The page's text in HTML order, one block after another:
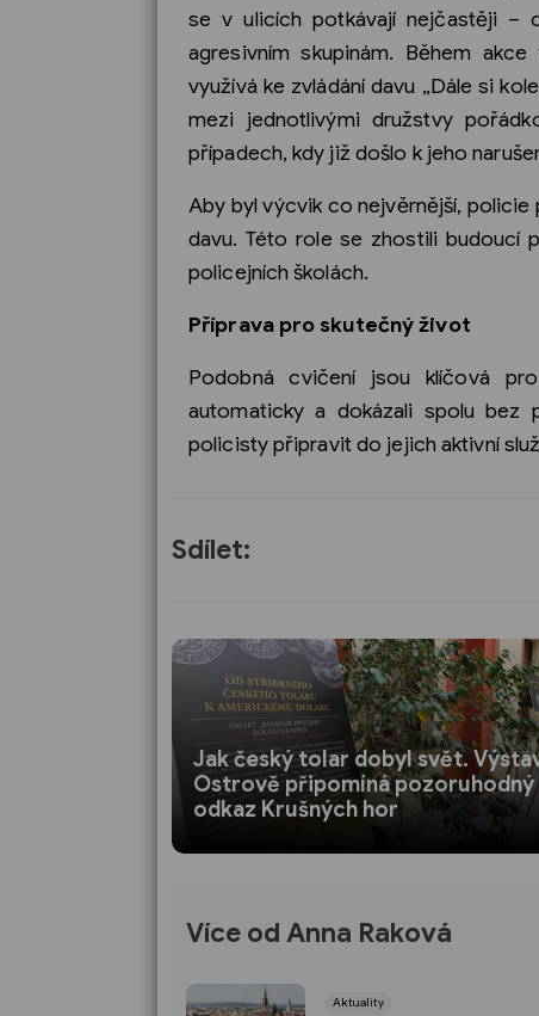
se v ulicích potkávají nejčastěji –
agresivním skupinám. Během
využívá ke zvládání davu „Dále si
mezi jednotlivými družstvy
případech, kdy již došlo k jeho
Aby byl výcvik co nejvěrnější,
davu. Této role se zhostili budoucí
policejních školách.
Příprava pro skutečný život
Podobná cvičení jsou klíčová
automaticky a dokázali spolu bez
policisty připravit do jejich aktivní
Sdílet:
Jak český tolar dobyl svět.
Ostrově připomíná pozoruhodný
odkaz Krušných hor
Více od Anna Raková
Aktuality